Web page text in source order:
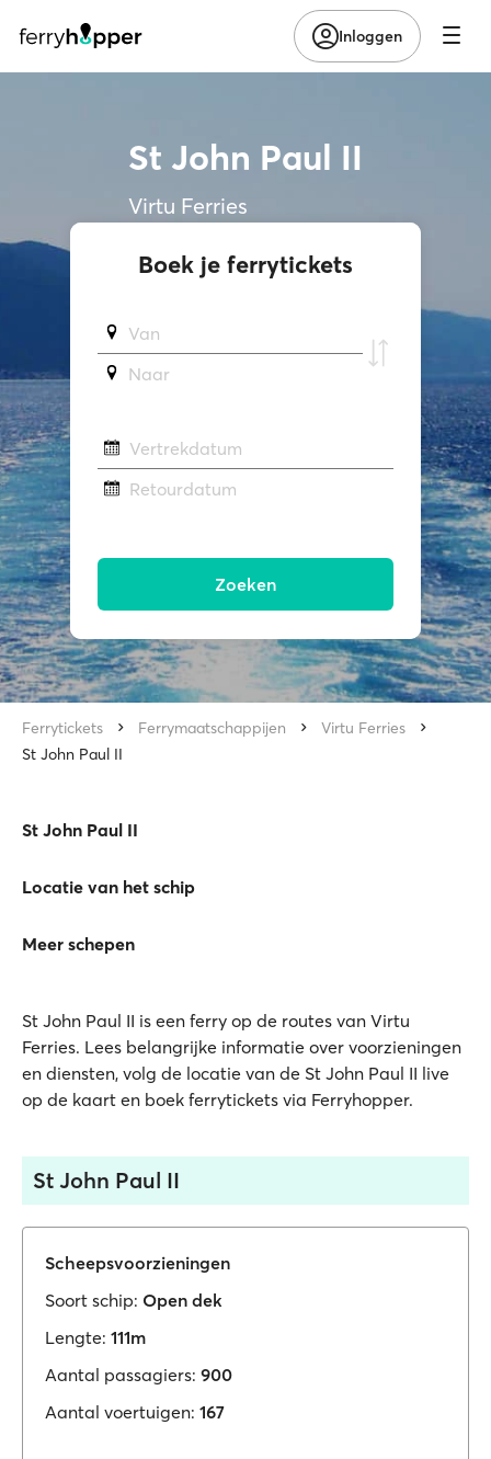
Inloggen
St John Paul II
Virtu Ferries
Boek je ferrytickets
Van
Naar
Vertrekdatum
Retourdatum
Zoeken
Ferrytickets Ferrymaatschappijen
Virtu Ferries
St John Paul II
St John Paul II
Locatie van het schip
Meer schepen
St John Paul II is een ferry op de routes van Virtu
Ferries. Lees belangrijke informatie over voorzieningen
en diensten, volg de locatie van de St John Paul II live
op de kaart en boek ferrytickets via Ferryhopper.
St John Paul II
Scheepsvoorzieningen
Soort schip: Open dek
Lengte: 111m
Aantal passagiers: 900
Aantal voertuigen: 167